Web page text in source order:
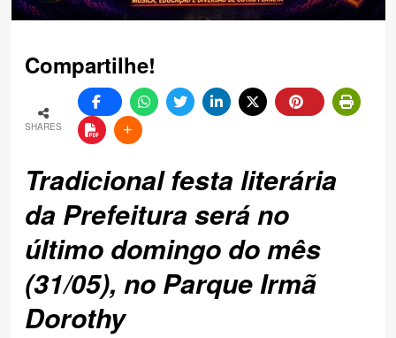
Compartilhe!
SHARES
Tradicional festa literária
da Prefeitura será no
último domingo do mês
(31/05), no Parque Irmã
Dorothy